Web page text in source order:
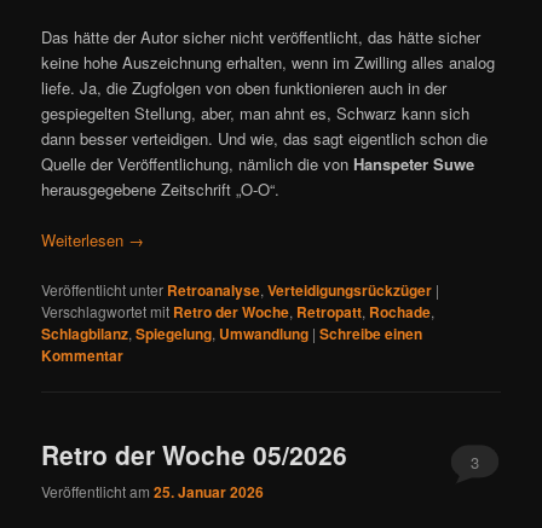
Das hätte der Autor sicher nicht veröffentlicht, das hätte sicher
keine hohe Auszeichnung erhalten, wenn im Zwilling alles analog
liefe. Ja, die Zugfolgen von oben funktionieren auch in der
gespiegelten Stellung, aber, man ahnt es, Schwarz kann sich
dann besser verteidigen. Und wie, das sagt eigentlich schon die
Quelle der Veröffentlichung, nämlich die von Hanspeter Suwe
herausgegebene Zeitschrift „O-O“.
Weiterlesen →
Veröffentlicht unter Retroanalyse,Verteidigungsrückzüger |
Verschlagwortet mit Retro der Woche, Retropatt, Rochade,
Schlagbilanz,Spiegelung, Umwandlung |Schreibe einen
Kommentar
Retro der Woche 05/2026
Veröffentlicht am25. Januar 2026
3